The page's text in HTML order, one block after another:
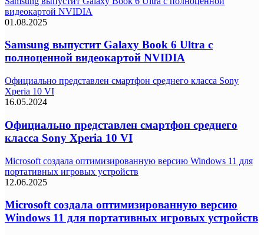
видеокартой NVIDIA
01.08.2025
Samsung выпустит Galaxy Book 6 Ultra с
полноценной видеокартой NVIDIA
Официально представлен смартфон среднего класса Sony
Xperia 10 VI
16.05.2024
Официально представлен смартфон среднего
класса Sony Xperia 10 VI
Microsoft создала оптимизированную версию Windows 11 для
портативных игровых устройств
12.06.2025
Microsoft создала оптимизированную версию
Windows 11 для портативных игровых устройств